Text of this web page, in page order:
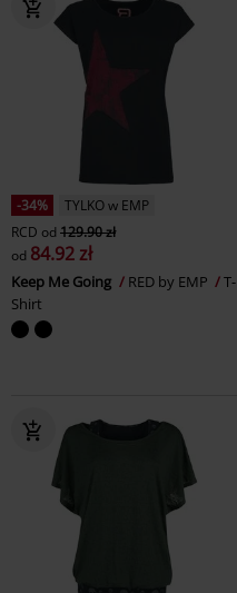
-34%
TYLKO w EMP
RCD od 129.90 zł
od 84.92 zł
Keep Me Going RED by EMP
T-
Shirt